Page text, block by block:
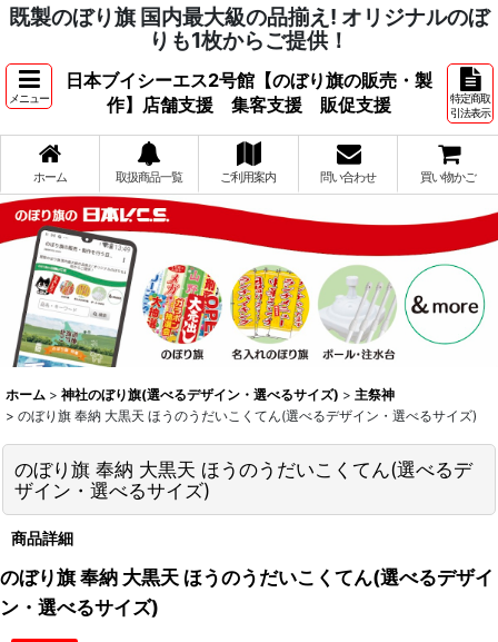
既製のぼり旗 国内最大級の品揃え! オリジナルのぼ
りも1枚からご提供！
メニュー
日本ブイシーエス2号館【のぼり旗の販売・製
作】店舗支援 集客支援 販促支援
特定商取
引法表示
ホーム 取扱商品一覧 ご利用案内 問い合わせ 買い物かご
ホーム > 神社のぼり旗(選べるデザイン・選べるサイズ) > 主祭神
> のぼり旗 奉納 大黒天 ほうのうだいこくてん(選べるデザイン・選べるサイズ)
のぼり旗 奉納 大黒天 ほうのうだいこくてん(選べるデ
ザイン・選べるサイズ)
商品詳細
のぼり旗 奉納 大黒天 ほうのうだいこくてん(選べるデザイ
ン・選べるサイズ)